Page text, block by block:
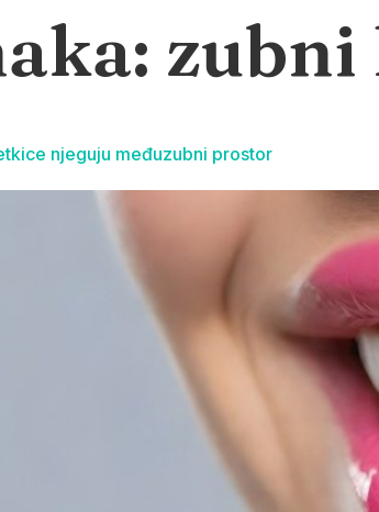
zubni
njeguju međuzubni prostor